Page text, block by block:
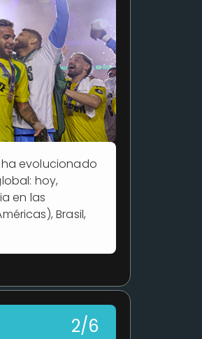
evolucionado
hoy,
en las
Brasil,
2/6